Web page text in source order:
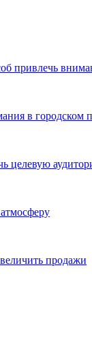
привлечь
в городском
целевую
продажи